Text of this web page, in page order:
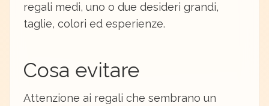
regali medi, uno o due desideri grandi,
taglie, colori ed esperienze.
Cosa evitare
Attenzione ai regali che sembrano un